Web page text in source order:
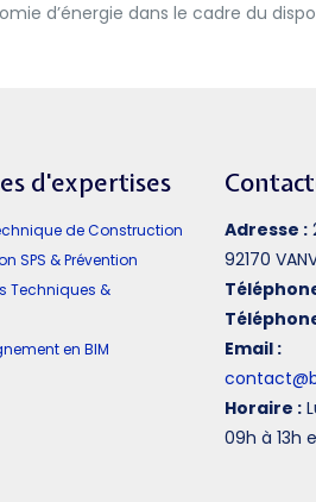
d’énergie dans le cadre du
d'expertises
de Construction
SPS & Prévention
Techniques &
en BIM
Adresse :
92170
Email :
Horaire :
09h à 13h